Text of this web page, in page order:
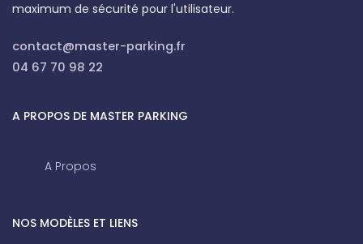
maximum de sécurité pour l'utilisateur.
contact@master-parking.fr
04 67 70 98 22
A PROPOS DE MASTER PARKING
A Propos
NOS MODÈLES ET LIENS